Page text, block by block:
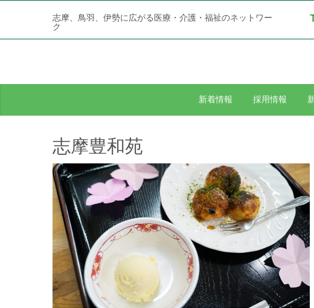
志摩、鳥羽、伊勢に広がる医療・介護・福祉のネットワー
ク
新着情報 採用情報
志摩豊和苑